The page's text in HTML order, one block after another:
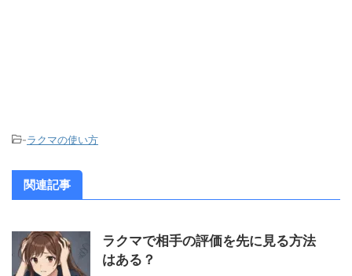
-ラクマの使い方
関連記事
ラクマで相手の評価を先に見る方法
はある？